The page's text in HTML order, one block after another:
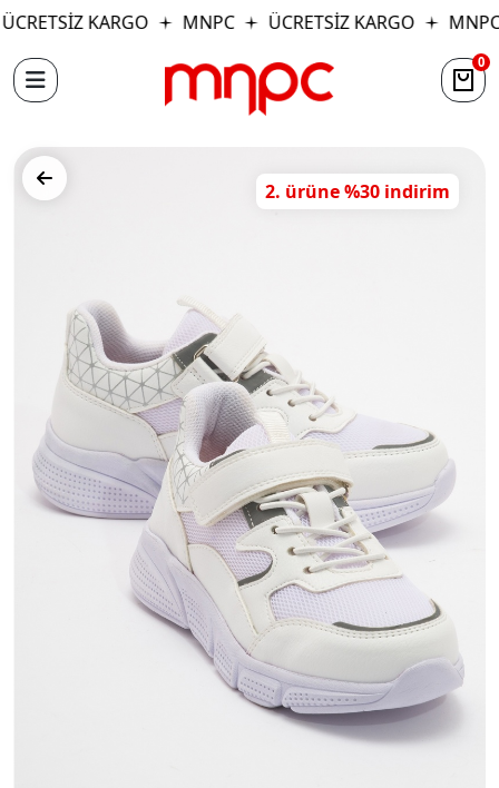
KARGO MNPC ÜCRETSİZ KARGO MNPC
0
2. ürüne %30 indirim